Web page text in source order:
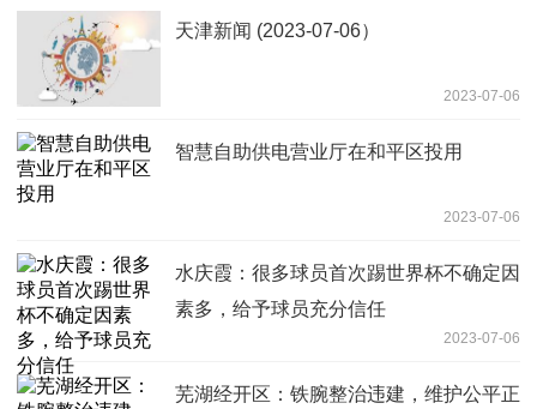
天津新闻 (2023-07-06）
2023-07-06
智慧自助供电营业厅在和平区投用
2023-07-06
水庆霞：很多球员首次踢世界杯不确定因
素多，给予球员充分信任
2023-07-06
芜湖经开区：铁腕整治违建，维护公平正